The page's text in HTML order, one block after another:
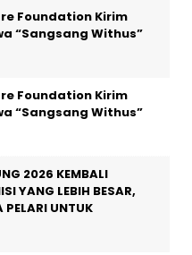
Foundation Kirim
“Sangsang Withus”
Foundation Kirim
“Sangsang Withus”
2026 KEMBALI
YANG LEBIH BESAR,
PELARI UNTUK